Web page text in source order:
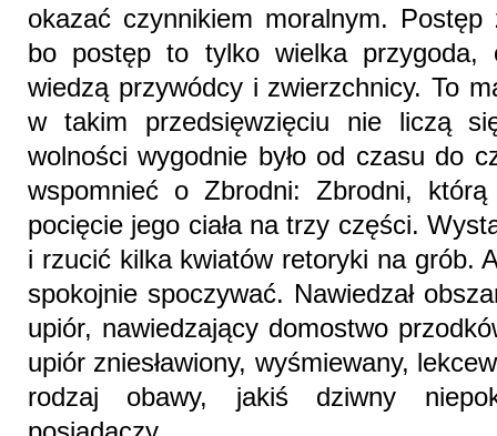
okazać czynnikiem moralnym.
bo postęp to tylko wielka przygoda,
wiedzą przywódcy i zwierzchnicy. To
w takim przedsięwzięciu nie liczą
wolności wygodnie było od czasu do
wspomnieć o Zbrodni: Zbrodni,
pocięcie jego ciała na trzy części.
i rzucić kilka kwiatów retoryki na grób.
spokojnie spoczywać. Nawiedzał
upiór, nawiedzający domostwo
upiór zniesławiony, wyśmiewany,
rodzaj obawy, jakiś dziwny